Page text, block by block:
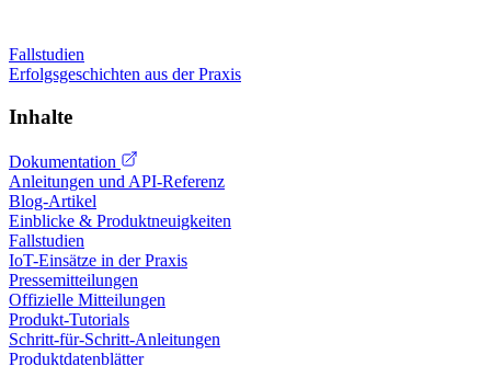
Fallstudien
Erfolgsgeschichten aus der Praxis
Inhalte
Dokumentation
Anleitungen und API-Referenz
Blog-Artikel
Einblicke & Produktneuigkeiten
Fallstudien
IoT-Einsätze in der Praxis
Pressemitteilungen
Offizielle Mitteilungen
Produkt-Tutorials
Schritt-für-Schritt-Anleitungen
Produktdatenblätter